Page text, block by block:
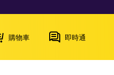
購物車 即時通